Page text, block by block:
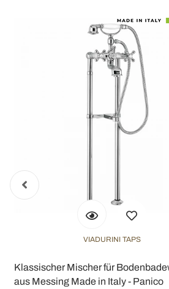
VIADURINI TAPS
Klassischer Mischer für
aus Messing Made in Italy - Panico